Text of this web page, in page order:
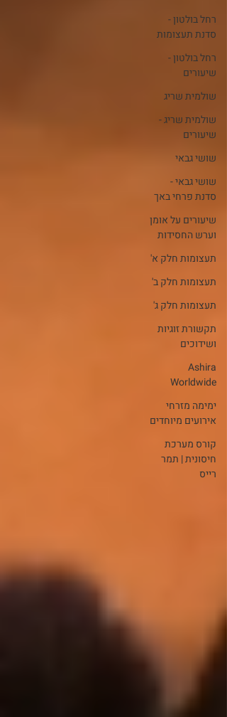
רחל בולטון -
סדנת תעצומות
רחל בולטון -
שיעורים
שולמית שריג
שולמית שריג -
שיעורים
שושי גבאי
שושי גבאי -
סדנת פרחי באך
שיעורים על אומן
וערש החסידות
תעצומות חלק א'
תעצומות חלק ב'
תעצומות חלק ג'
תקשורת זוגיות
ושידוכים
Ashira
Worldwide
ימימה מזרחי
אירועים מיוחדים
קורס מערכת
חיסונית | תמר
רייס